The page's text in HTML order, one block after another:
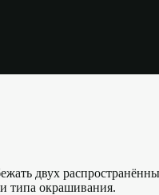
двух
типа окрашивания.